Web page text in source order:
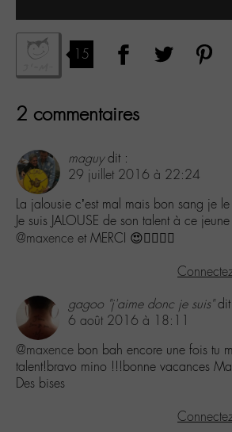
15
2 commentaires
maguy dit :
29 juillet 2016 à 22:24
La jalousie c’est mal mais bon sang je
Je suis JALOUSE de son talent à ce
@maxence et MERCI 😍👌🏼✌🏼️
gagoo "j'aime donc je suis"
6 août 2016 à 18:11
@maxence bon bah encore une fois tu
talent!bravo mino !!!bonne vacances
Des bises